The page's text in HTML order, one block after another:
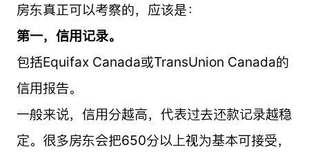
房东真正可以考察的，应该是：
第一，信用记录。
包括Equifax Canada或TransUnion Canada的
信用报告。
一般来说，信用分越高，代表过去还款记录越稳
定。很多房东会把650分以上视为基本可接受，